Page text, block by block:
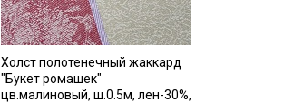
Холст полотенечный жаккард
"Букет ромашек"
цв.малиновый, ш.0.5м, лен-30%,